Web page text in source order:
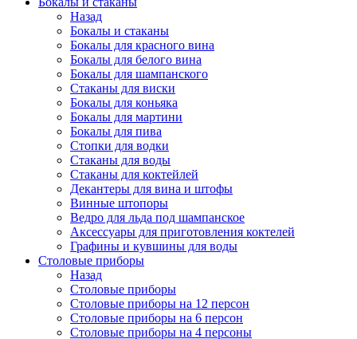
Назад
Бокалы и стаканы
Бокалы для красного вина
Бокалы для белого вина
Бокалы для шампанского
Стаканы для виски
Бокалы для коньяка
Бокалы для мартини
Бокалы для пива
Стопки для водки
Стаканы для воды
Стаканы для коктейлей
Декантеры для вина и штофы
Винные штопоры
Ведро для льда под шампанское
Аксессуары для приготовления коктелей
Графины и кувшины для воды
Столовые приборы
Назад
Столовые приборы
Столовые приборы на 12 персон
Столовые приборы на 6 персон
Столовые приборы на 4 персоны